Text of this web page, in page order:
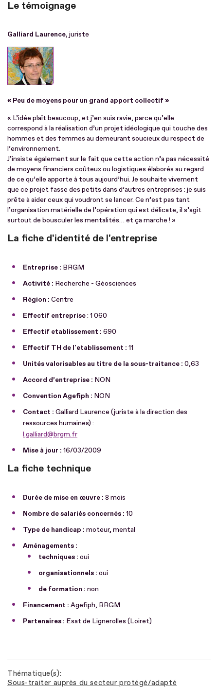
Le témoignage
Galliard Laurence, juriste
« Peu de moyens pour un grand apport collectif »
« L’idée plaît beaucoup, et j’en suis ravie, parce qu’elle
correspond à la réalisation d’un projet idéologique qui touche des
hommes et des femmes au demeurant soucieux du respect de
l’environnement.
J’insiste également sur le fait que cette action n’a pas nécessité
de moyens financiers coûteux ou logistiques élaborés au regard
de ce qu’elle apporte à tous aujourd’hui. Je souhaite vivement
que ce projet fasse des petits dans d’autres entreprises : je suis
prête à aider ceux qui voudront se lancer. Ce n’est pas tant
l’organisation matérielle de l’opération qui est délicate, il s’agit
surtout de bousculer les mentalités… et ça marche ! »
La fiche d'identité de l'entreprise
Entreprise : BRGM
Activité : Recherche - Géosciences
Région : Centre
Effectif entreprise: 1 060
Effectif etablissement : 690
Effectif TH de l'etablissement : 11
Unités valorisables au titre de la sous-traitance : 0,63
Accord d’entreprise : NON
Convention Agefiph : NON
Contact : Galliard Laurence (juriste à la direction des
ressources humaines) :
l.galliard@brgm.fr
Mise à jour : 16/03/2009
La fiche technique
Durée de mise en œuvre : 8 mois
Nombre de salariés concernés : 10
Type de handicap : moteur, mental
Aménagements :
techniques : oui
organisationnels : oui
de formation : non
Financement : Agefiph, BRGM
Partenaires : Esat de Lignerolles (Loiret)
Thématique(s)
Sous-traiter auprès du secteur protégé/adapté